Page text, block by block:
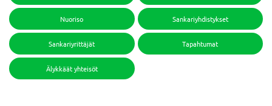
Nuoriso Sankariyhdistykset
Sankariyrittäjät Tapahtumat
Älykkäät yhteisöt